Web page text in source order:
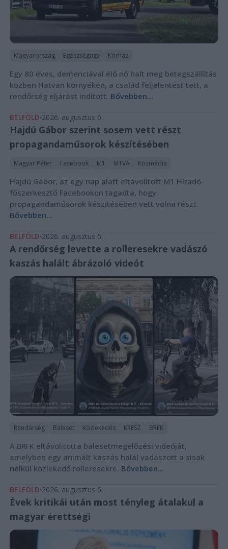
Magyarország Egészségügy Kórház
Egy 80 éves, demenciával élő nő halt meg betegszállítás
közben Hatvan környékén, a család feljelentést tett, a
rendőrség eljárást indított. Bővebben...
BELFÖLD 2026. augusztus 6.
Hajdú Gábor szerint sosem vett részt
propagandaműsorok készítésében
Magyar Péter Facebook M1 MTVA Közmédia
Hajdú Gábor, az egy nap alatt eltávolított M1 Híradó-
főszerkesztő Facebookon tagadta, hogy
propagandaműsorok készítésében vett volna részt.
Bővebben...
BELFÖLD 2026. augusztus 6.
A rendőrség levette a rolleresekre vadászó
kaszás halált ábrázoló videót
Rendőrség Baleset Közlekedés KRESZ BRFK
A BRFK eltávolította balesetmegelőzési videóját,
amelyben egy animált kaszás halál vadászott a sisak
nélkül közlekedő rolleresekre. Bővebben...
BELFÖLD 2026. augusztus 6.
Évek kritikái után most tényleg átalakul a
magyar érettségi